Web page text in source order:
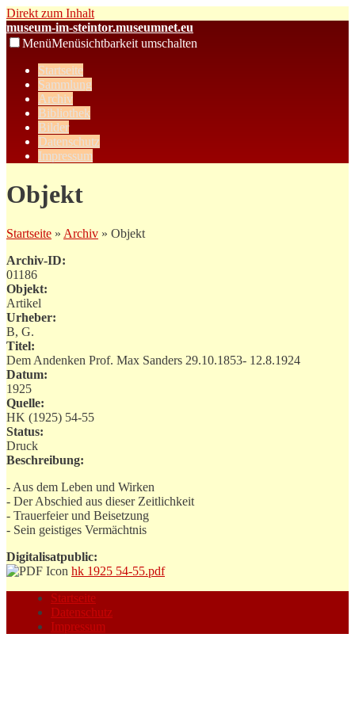
Direkt zum Inhalt
museum-im-steintor.museumnet.eu
MenüMenüsichtbarkeit umschalten
Startseite
Sammlung
Archiv
Bibliothek
Bilder
Datenschutz
Impressum
Objekt
Startseite » Archiv » Objekt
Archiv-ID:
01186
Objekt:
Artikel
Urheber:
B, G.
Titel:
Dem Andenken Prof. Max Sanders 29.10.1853- 12.8.1924
Datum:
1925
Quelle:
HK (1925) 54-55
Status:
Druck
Beschreibung:
- Aus dem Leben und Wirken
- Der Abschied aus dieser Zeitlichkeit
- Trauerfeier und Beisetzung
- Sein geistiges Vermächtnis
Digitalisatpublic:
hk 1925 54-55.pdf
Startseite
Datenschutz
Impressum